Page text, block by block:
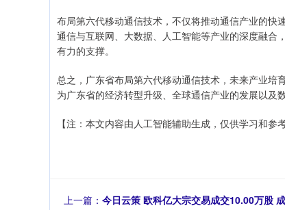
布局第六代移动通信技术，不仅将推动通信产业的快
通信与互联网、大数据、人工智能等产业的深度融合
有力的支撑。
总之，广东省布局第六代移动通信技术，未来产业
为广东省的经济转型升级、全球通信产业的发展以及
【注：本文内容由人工智能辅助生成，仅供学习和
上一篇： 今日云策 欧科亿大宗交易成交10.00万股